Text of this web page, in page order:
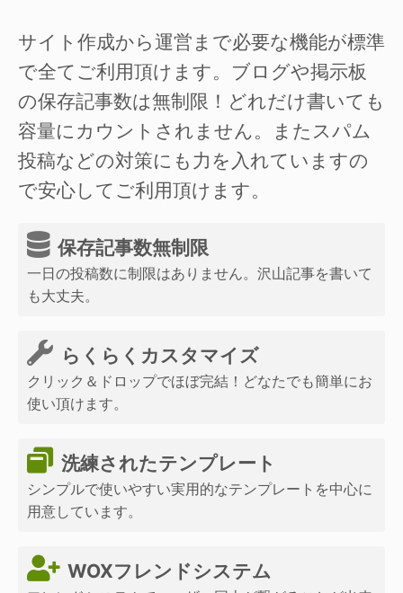
サイト作成から運営まで必要な機能が標準
で全てご利用頂けます。ブログや掲示板
の保存記事数は無制限！どれだけ書いても
容量にカウントされません。またスパム
投稿などの対策にも力を入れていますの
で安心してご利用頂けます。
保存記事数無制限
一日の投稿数に制限はありません。沢山記事を書いて
も大丈夫。
らくらくカスタマイズ
クリック＆ドロップでほぼ完結！どなたでも簡単にお
使い頂けます。
洗練されたテンプレート
シンプルで使いやすい実用的なテンプレートを中心に
用意しています。
WOXフレンドシステム